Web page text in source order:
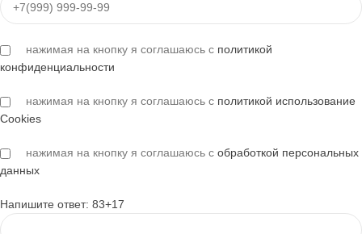
нажимая на кнопку я соглашаюсь с политикой
конфиденциальности
нажимая на кнопку я соглашаюсь с политикой использование
Cookies
нажимая на кнопку я соглашаюсь с обработкой персональных
данных
Напишите ответ: 83+17